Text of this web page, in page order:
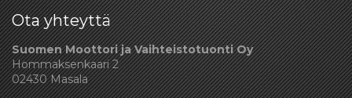
Ota yhteyttä
Suomen Moottori ja Vaihteistotuonti Oy
Hommaksenkaari 2
02430 Masala